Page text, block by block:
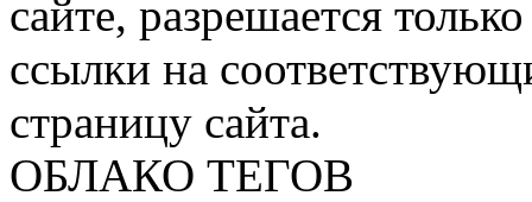
сайте, разрешается
ссылки на
страницу сайта.
ОБЛАКО ТЕГОВ